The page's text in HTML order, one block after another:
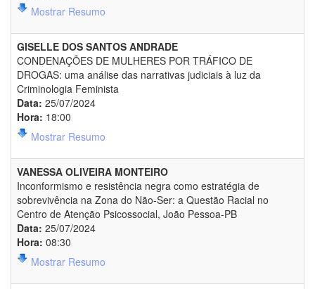
Mostrar Resumo
GISELLE DOS SANTOS ANDRADE
CONDENAÇÕES DE MULHERES POR TRÁFICO DE
DROGAS: uma análise das narrativas judiciais à luz da
Criminologia Feminista
Data: 25/07/2024
Hora: 18:00
Mostrar Resumo
VANESSA OLIVEIRA MONTEIRO
Inconformismo e resistência negra como estratégia de
sobrevivência na Zona do Não-Ser: a Questão Racial no
Centro de Atenção Psicossocial, João Pessoa-PB
Data: 25/07/2024
Hora: 08:30
Mostrar Resumo